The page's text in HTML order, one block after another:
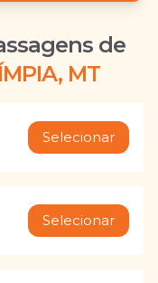
de
MT
Selecionar
Selecionar